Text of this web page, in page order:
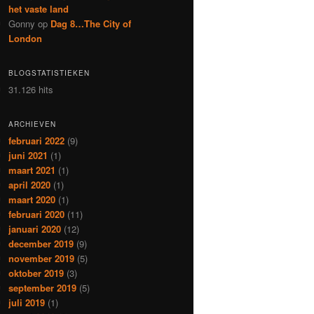
het vaste land
Gonny op Dag 8…The City of
London
BLOGSTATISTIEKEN
31.126 hits
ARCHIEVEN
februari 2022 (9)
juni 2021 (1)
maart 2021 (1)
april 2020 (1)
maart 2020 (1)
februari 2020 (11)
januari 2020 (12)
december 2019 (9)
november 2019 (5)
oktober 2019 (3)
september 2019 (5)
juli 2019 (1)